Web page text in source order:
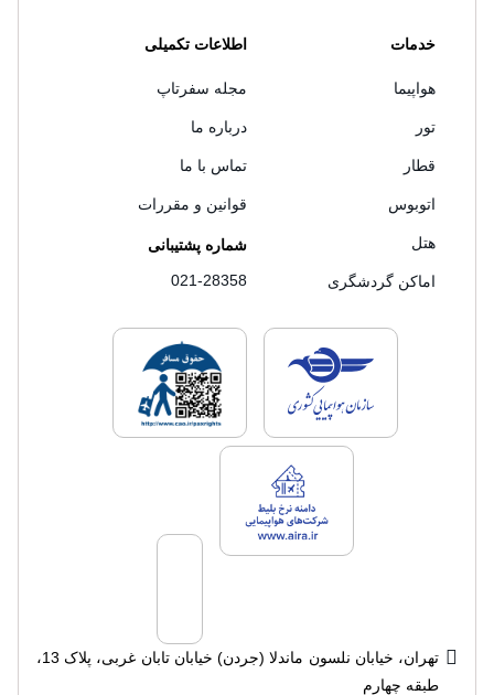
خدمات
هواپیما
تور
قطار
اتوبوس
هتل
اماکن گردشگری
اطلاعات تکمیلی
مجله سفرتاپ
درباره ما
تماس با ما
قوانین و مقررات
شماره پشتیبانی
021-28358
لایسنس های فروش سفرتاپلایسنس های
لایسنس های فروش سفرتاپ
تهران، خیابان نلسون ماندلا (جردن) خیابان تابان غربی، پلاک 13،
طبقه چهارم